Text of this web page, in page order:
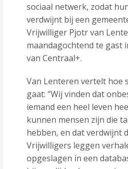
sociaal netwerk, zodat
verdwijnt bij een
Vrijwilliger Pjotr van
maandagochtend te gast
van Centraal+.
Van Lenteren vertelt hoe
gaat: “Wij vinden dat
iemand een heel leven
kunnen mensen zijn die
hebben, en dat verdwijnt
Vrijwilligers leggen
opgeslagen in een